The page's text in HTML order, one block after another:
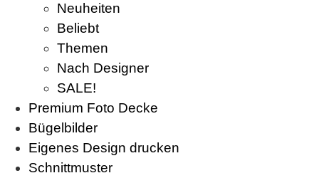
Neuheiten
Beliebt
Themen
Nach Designer
SALE!
Premium Foto Decke
Bügelbilder
Eigenes Design drucken
Schnittmuster